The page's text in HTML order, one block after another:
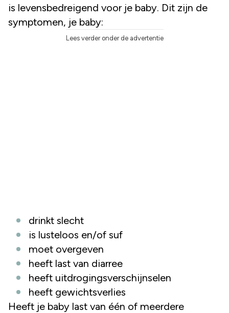
is levensbedreigend voor je baby. Dit zijn de
symptomen, je baby:
Lees verder onder de advertentie
drinkt slecht
is lusteloos en/of suf
moet overgeven
heeft last van diarree
heeft uitdrogingsverschijnselen
heeft gewichtsverlies
Heeft je baby last van één of meerdere